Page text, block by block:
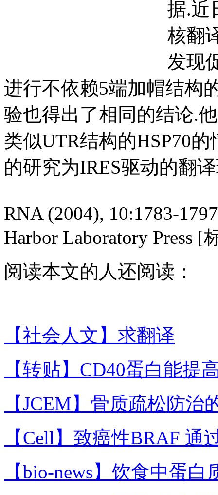
据.近
核翻
发现
进行不依赖5端加帽结构
验也得出了相同的结论.
类似UTR结构的HSP70
的研究为IRES驱动的翻
RNA (2004), 10:1783-
Harbor Laboratory Press
阅读本文的人还阅读：
【社会人文】求翻译
【转贴】CD40蛋白能提
【JCEM】骨质疏松防治
【Cell】致癌性BRAF 通
【bio-news】饮食中蛋白